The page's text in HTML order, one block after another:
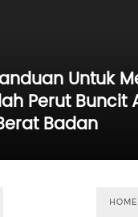
Untuk
Perut Buncit
Badan
HOME